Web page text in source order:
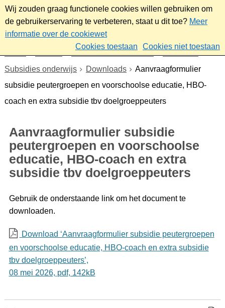
Wij zouden graag functionele cookies willen gebruiken om
de gebruikerservaring te verbeteren, staat u dit toe? Meer
informatie over de cookiewet
Cookies toestaan
Cookies niet toestaan
Ontmoeten & meedoen
Subsidies
Subsidies onderwijs
Downloads
Aanvraagformulier
subsidie peutergroepen en voorschoolse educatie, HBO-
coach en extra subsidie tbv doelgroeppeuters
Aanvraagformulier subsidie
peutergroepen en voorschoolse
educatie, HBO-coach en extra
subsidie tbv doelgroeppeuters
Gebruik de onderstaande link om het document te
downloaden.
Download ‘Aanvraagformulier subsidie peutergroepen
en voorschoolse educatie, HBO-coach en extra subsidie
tbv doelgroeppeuters’,
08 mei 2026, pdf, 142kB